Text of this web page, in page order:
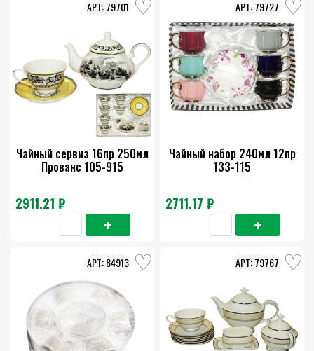
Чайный сервиз 16пр 250мл
Прованс 105-915
2911.21 ₽
79701
Чайный набор 240мл 12пр
133-115
2711.17 ₽
79727
84913 79767